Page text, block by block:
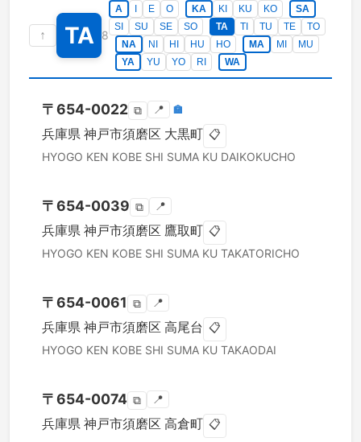
↑ TA 8
A E O KA KI KU KO
SA
SI
SU SE SO TA TI TU TE
TO
NA
NI HI HU HO MA MI
MU
YA
YU YO RI WA
〒654-0022 ⧉ 📍 🏣
兵庫県 神戸市須磨区 大黒町 📋
HYOGO KEN KOBE SHI SUMA KU DAIKOKUCHO
〒654-0039 ⧉ 📍
兵庫県 神戸市須磨区 鷹取町 📋
HYOGO KEN KOBE SHI SUMA KU TAKATORICHO
〒654-0061 ⧉ 📍
兵庫県 神戸市須磨区 高尾台 📋
HYOGO KEN KOBE SHI SUMA KU TAKAODAI
〒654-0074 ⧉ 📍
兵庫県 神戸市須磨区 高倉町 📋